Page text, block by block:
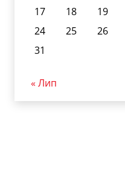
17
18 19
24
25 26
31
« Лип